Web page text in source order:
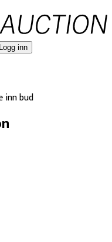
Logg inn
inn bud